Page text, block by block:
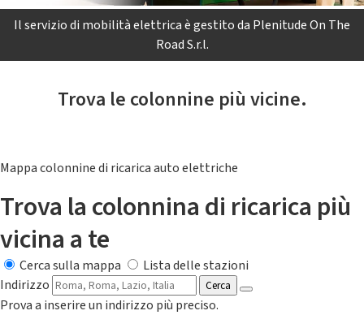
Il servizio di mobilità elettrica è gestito da Plenitude On The
Road S.r.l.
Trova le colonnine più vicine.
Mappa colonnine di ricarica auto elettriche
Trova la colonnina di ricarica più
vicina a te
Cerca sulla mappa
Lista delle stazioni
Indirizzo
Cerca
Prova a inserire un indirizzo più preciso.